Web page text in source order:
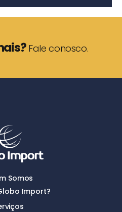
Fale conosco.
Somos
Import?